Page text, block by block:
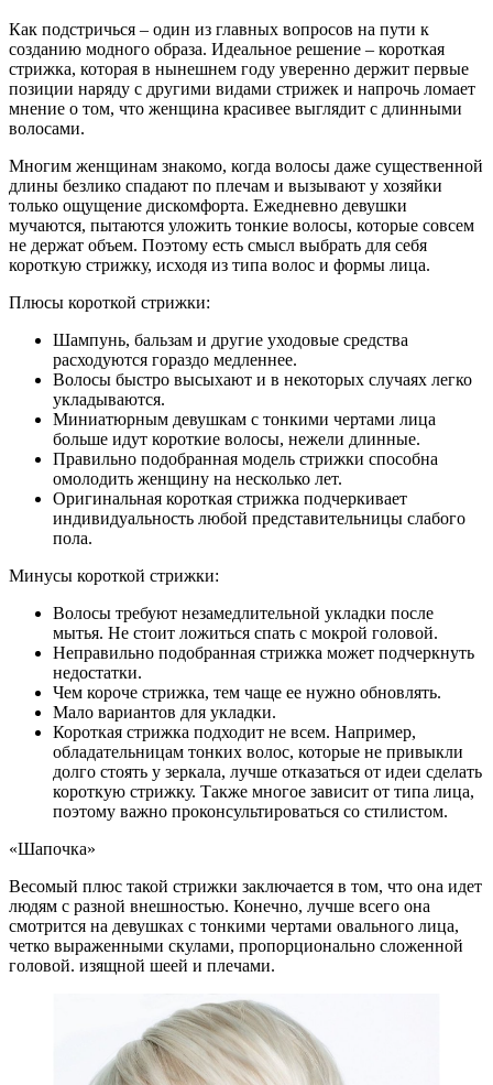
Как подстричься – один из главных вопросов на пути к
созданию модного образа. Идеальное решение – короткая
стрижка, которая в нынешнем году уверенно держит первые
позиции наряду с другими видами стрижек и напрочь ломает
мнение о том, что женщина красивее выглядит с длинными
волосами.
Многим женщинам знакомо, когда волосы даже существенной
длины безлико спадают по плечам и вызывают у хозяйки
только ощущение дискомфорта. Ежедневно девушки
мучаются, пытаются уложить тонкие волосы, которые совсем
не держат объем. Поэтому есть смысл выбрать для себя
короткую стрижку, исходя из типа волос и формы лица.
Плюсы короткой стрижки:
Шампунь, бальзам и другие уходовые средства
расходуются гораздо медленнее.
Волосы быстро высыхают и в некоторых случаях легко
укладываются.
Миниатюрным девушкам с тонкими чертами лица
больше идут короткие волосы, нежели длинные.
Правильно подобранная модель стрижки способна
омолодить женщину на несколько лет.
Оригинальная короткая стрижка подчеркивает
индивидуальность любой представительницы слабого
пола.
Минусы короткой стрижки:
Волосы требуют незамедлительной укладки после
мытья. Не стоит ложиться спать с мокрой головой.
Неправильно подобранная стрижка может подчеркнуть
недостатки.
Чем короче стрижка, тем чаще ее нужно обновлять.
Мало вариантов для укладки.
Короткая стрижка подходит не всем. Например,
обладательницам тонких волос, которые не привыкли
долго стоять у зеркала, лучше отказаться от идеи сделать
короткую стрижку. Также многое зависит от типа лица,
поэтому важно проконсультироваться со стилистом.
«Шапочка»
Весомый плюс такой стрижки заключается в том, что она идет
людям с разной внешностью. Конечно, лучше всего она
смотрится на девушках с тонкими чертами овального лица,
четко выраженными скулами, пропорционально сложенной
головой. изящной шеей и плечами.